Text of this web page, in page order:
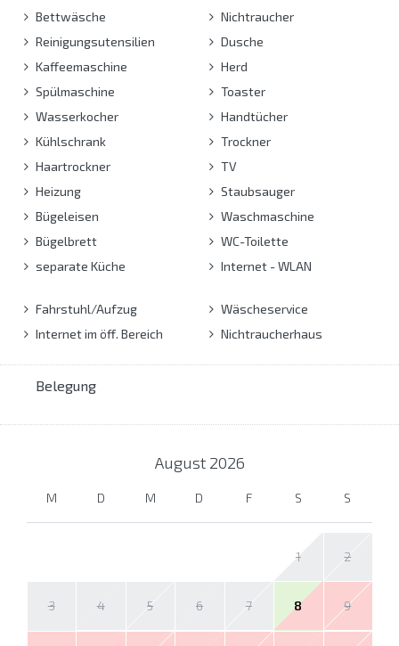
Bettwäsche
Reinigungsutensilien
Kaffeemaschine
Spülmaschine
Wasserkocher
Kühlschrank
Haartrockner
Heizung
Bügeleisen
Bügelbrett
separate Küche
Nichtraucher
Dusche
Herd
Toaster
Handtücher
Trockner
TV
Staubsauger
Waschmaschine
WC-Toilette
Internet - WLAN
Fahrstuhl/Aufzug
Internet im öff. Bereich
Wäscheservice
Nichtraucherhaus
Belegung
August 2026
M D M D F S S
1 2
3 4 5 6 7 8 9